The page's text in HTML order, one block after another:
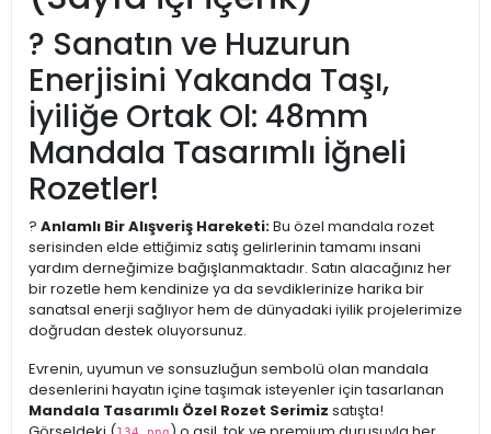
? Sanatın ve Huzurun
Enerjisini Yakanda Taşı,
İyiliğe Ortak Ol: 48mm
Mandala Tasarımlı İğneli
Rozetler!
? Anlamlı Bir Alışveriş Hareketi:Bu özel mandala rozet
serisinden elde ettiğimiz satış gelirlerinin tamamı insani
yardım derneğimize bağışlanmaktadır. Satın alacağınız her
bir rozetle hem kendinize ya da sevdiklerinize harika bir
sanatsal enerji sağlıyor hem de dünyadaki iyilik projelerimize
doğrudan destek oluyorsunuz.
Evrenin, uyumun ve sonsuzluğun sembolü olan mandala
desenlerini hayatın içine taşımak isteyenler için tasarlanan
Mandala Tasarımlı Özel Rozet Serimiz satışta!